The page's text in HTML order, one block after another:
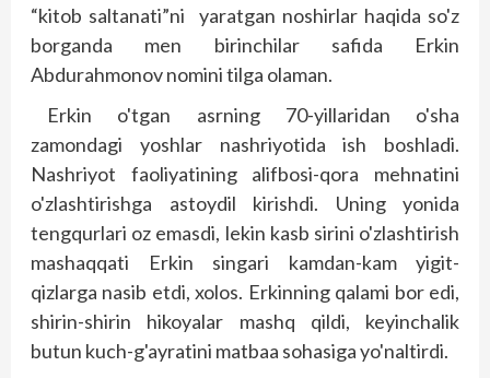
“kitob saltanati”ni yaratgan noshirlar haqida so'z
borganda men birinchilar safida Erkin
Abdurahmonov nomini tilga olaman.
Erkin o'tgan asrning 70-yillaridan o'sha
zamondagi yoshlar nashriyotida ish boshladi.
Nashriyot faoliyatining alifbosi-qora mehnatini
o'zlashtirishga astoydil kirishdi. Uning yonida
tengqurlari oz emasdi, lekin kasb sirini o'zlashtirish
mashaqqati Erkin singari kamdan-kam yigit-
qizlarga nasib etdi, xolos. Erkinning qalami bor edi,
shirin-shirin hikoyalar mashq qildi, keyinchalik
butun kuch-g'ayratini matbaa sohasiga yo'naltirdi.